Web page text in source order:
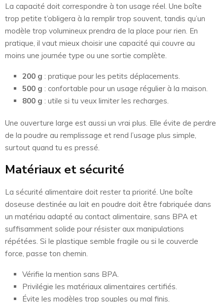
La capacité doit correspondre à ton usage réel. Une boîte
trop petite t’obligera à la remplir trop souvent, tandis qu’un
modèle trop volumineux prendra de la place pour rien. En
pratique, il vaut mieux choisir une capacité qui couvre au
moins une journée type ou une sortie complète.
200 g : pratique pour les petits déplacements.
500 g : confortable pour un usage régulier à la maison.
800 g : utile si tu veux limiter les recharges.
Une ouverture large est aussi un vrai plus. Elle évite de perdre
de la poudre au remplissage et rend l’usage plus simple,
surtout quand tu es pressé.
Matériaux et sécurité
La sécurité alimentaire doit rester ta priorité. Une boîte
doseuse destinée au lait en poudre doit être fabriquée dans
un matériau adapté au contact alimentaire, sans BPA et
suffisamment solide pour résister aux manipulations
répétées. Si le plastique semble fragile ou si le couvercle
force, passe ton chemin.
Vérifie la mention sans BPA.
Privilégie les matériaux alimentaires certifiés.
Évite les modèles trop souples ou mal finis.